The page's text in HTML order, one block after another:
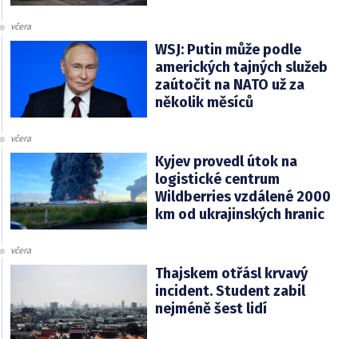
včera
WSJ: Putin může podle
amerických tajných služeb
zaútočit na NATO už za
několik měsíců
včera
Kyjev provedl útok na
logistické centrum
Wildberries vzdálené 2000
km od ukrajinských hranic
včera
Thajskem otřásl krvavý
incident. Student zabil
nejméně šest lidí